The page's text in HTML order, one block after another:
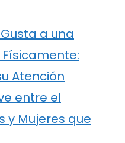
a una
Atención
entre el
y Mujeres que